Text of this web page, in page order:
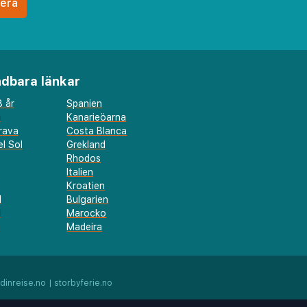
länkar
år
Spanien
Kanarieöarna
Costa Blanca
Sol
Grekland
Rhodos
Italien
Kroatien
Bulgarien
Marocko
Madeira
dinreise.no storbyferie.no